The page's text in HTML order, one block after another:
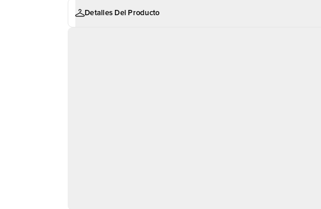
Detalles Del Producto